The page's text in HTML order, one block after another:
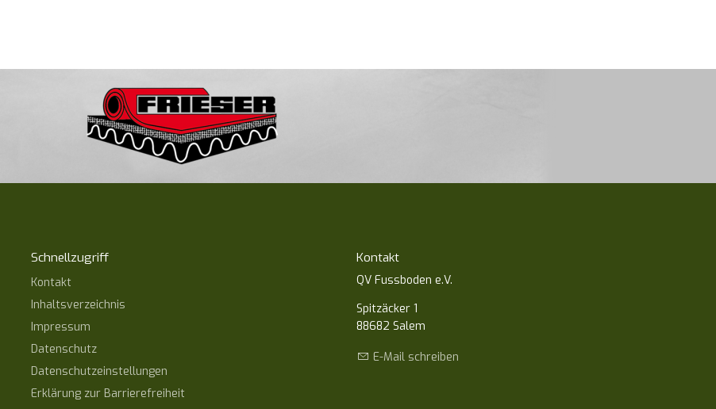
Schnellzugriff
Kontakt
Inhaltsverzeichnis
Impressum
Datenschutz
Datenschutzeinstellungen
Erklärung zur Barrierefreiheit
Kontakt
QV Fussboden e.V.
Spitzäcker 1
88682 Salem
E-Mail schreiben